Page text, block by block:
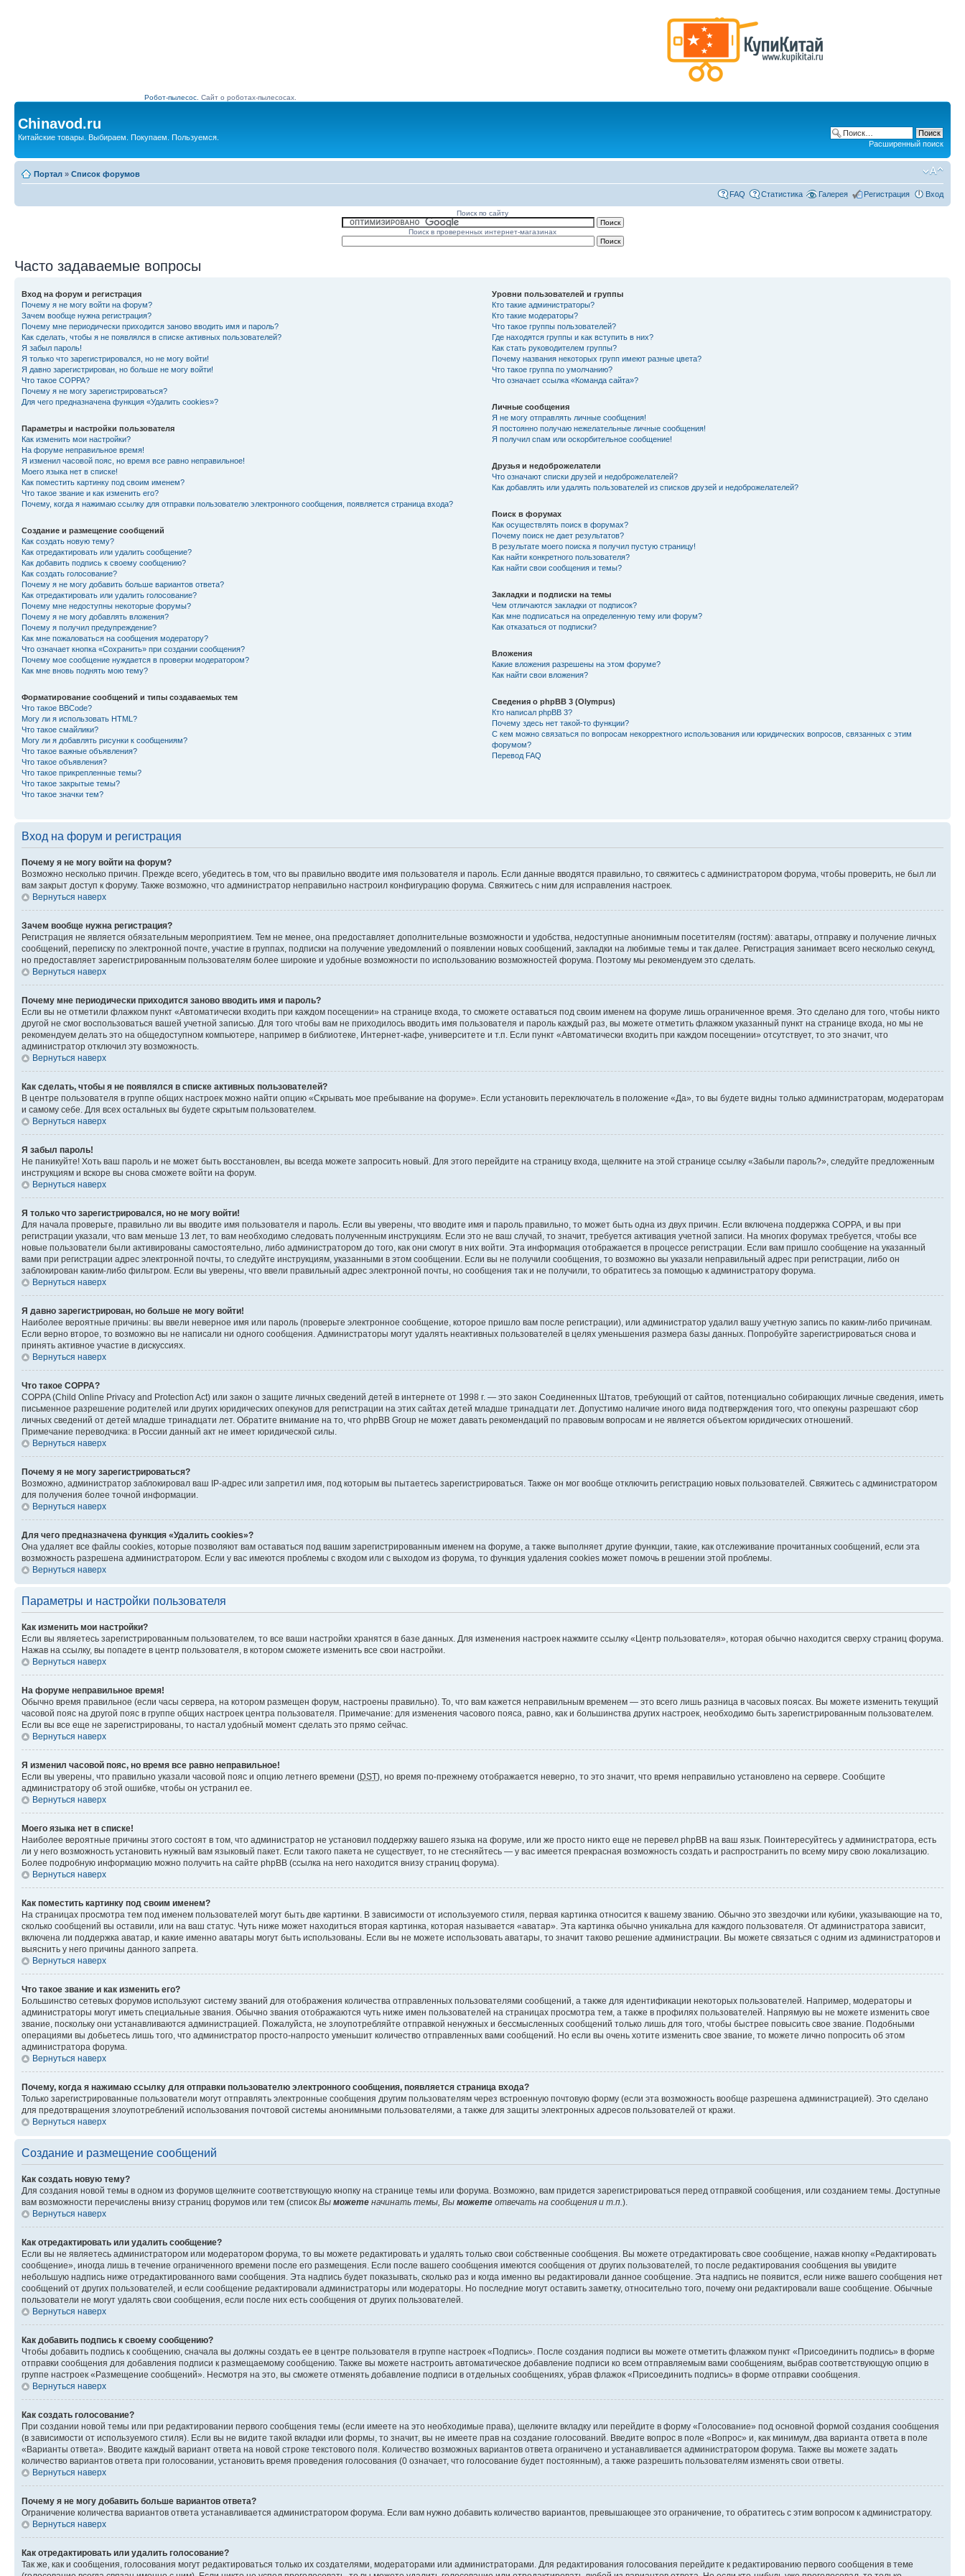
Робот-пылесос. Сайт о роботах-пылесосах.
Chinavod.ru
Китайские товары. Выбираем. Покупаем. Пользуемся.
Расширенный поиск
Портал » Список форумов
FAQ Статистика Галерея Регистрация Вход
Поиск по сайту
Поиск в проверенных интернет-магазинах
Часто задаваемые вопросы
Вход на форум и регистрация
Почему я не могу войти на форум?
Зачем вообще нужна регистрация?
Почему мне периодически приходится заново вводить имя и пароль?
Как сделать, чтобы я не появлялся в списке активных пользователей?
Я забыл пароль!
Я только что зарегистрировался, но не могу войти!
Я давно зарегистрирован, но больше не могу войти!
Что такое COPPA?
Почему я не могу зарегистрироваться?
Для чего предназначена функция «Удалить cookies»?
Параметры и настройки пользователя
Как изменить мои настройки?
На форуме неправильное время!
Я изменил часовой пояс, но время все равно неправильное!
Моего языка нет в списке!
Как поместить картинку под своим именем?
Что такое звание и как изменить его?
Почему, когда я нажимаю ссылку для отправки пользователю электронного сообщения, появляется страница входа?
Создание и размещение сообщений
Как создать новую тему?
Как отредактировать или удалить сообщение?
Как добавить подпись к своему сообщению?
Как создать голосование?
Почему я не могу добавить больше вариантов ответа?
Как отредактировать или удалить голосование?
Почему мне недоступны некоторые форумы?
Почему я не могу добавлять вложения?
Почему я получил предупреждение?
Как мне пожаловаться на сообщения модератору?
Что означает кнопка «Сохранить» при создании сообщения?
Почему мое сообщение нуждается в проверки модератором?
Как мне вновь поднять мою тему?
Форматирование сообщений и типы создаваемых тем
Что такое BBCode?
Могу ли я использовать HTML?
Что такое смайлики?
Могу ли я добавлять рисунки к сообщениям?
Что такое важные объявления?
Что такое объявления?
Что такое прикрепленные темы?
Что такое закрытые темы?
Что такое значки тем?
Уровни пользователей и группы
Кто такие администраторы?
Кто такие модераторы?
Что такое группы пользователей?
Где находятся группы и как вступить в них?
Как стать руководителем группы?
Почему названия некоторых групп имеют разные цвета?
Что такое группа по умолчанию?
Что означает ссылка «Команда сайта»?
Личные сообщения
Я не могу отправлять личные сообщения!
Я постоянно получаю нежелательные личные сообщения!
Я получил спам или оскорбительное сообщение!
Друзья и недоброжелатели
Что означают списки друзей и недоброжелателей?
Как добавлять или удалять пользователей из списков друзей и недоброжелателей?
Поиск в форумах
Как осуществлять поиск в форумах?
Почему поиск не дает результатов?
В результате моего поиска я получил пустую страницу!
Как найти конкретного пользователя?
Как найти свои сообщения и темы?
Закладки и подписки на темы
Чем отличаются закладки от подписок?
Как мне подписаться на определенную тему или форум?
Как отказаться от подписки?
Вложения
Какие вложения разрешены на этом форуме?
Как найти свои вложения?
Сведения о phpBB 3 (Olympus)
Кто написал phpBB 3?
Почему здесь нет такой-то функции?
С кем можно связаться по вопросам некорректного использования или юридических вопросов, связанных с этим
форумом?
Перевод FAQ
Вход на форум и регистрация
Почему я не могу войти на форум?
Возможно несколько причин. Прежде всего, убедитесь в том, что вы правильно вводите имя пользователя и пароль. Если данные вводятся правильно, то свяжитесь с администратором форума, чтобы проверить, не был ли
вам закрыт доступ к форуму. Также возможно, что администратор неправильно настроил конфигурацию форума. Свяжитесь с ним для исправления настроек.
Вернуться наверх
Зачем вообще нужна регистрация?
Регистрация не является обязательным мероприятием. Тем не менее, она предоставляет дополнительные возможности и удобства, недоступные анонимным посетителям (гостям): аватары, отправку и получение личных
сообщений, переписку по электронной почте, участие в группах, подписки на получение уведомлений о появлении новых сообщений, закладки на любимые темы и так далее. Регистрация занимает всего несколько секунд,
но предоставляет зарегистрированным пользователям более широкие и удобные возможности по использованию возможностей форума. Поэтому мы рекомендуем это сделать.
Вернуться наверх
Почему мне периодически приходится заново вводить имя и пароль?
Если вы не отметили флажком пункт «Автоматически входить при каждом посещении» на странице входа, то сможете оставаться под своим именем на форуме лишь ограниченное время. Это сделано для того, чтобы никто
другой не смог воспользоваться вашей учетной записью. Для того чтобы вам не приходилось вводить имя пользователя и пароль каждый раз, вы можете отметить флажком указанный пункт на странице входа, но мы не
рекомендуем делать это на общедоступном компьютере, например в библиотеке, Интернет-кафе, университете и т.п. Если пункт «Автоматически входить при каждом посещении» отсутствует, то это значит, что
администратор отключил эту возможность.
Вернуться наверх
Как сделать, чтобы я не появлялся в списке активных пользователей?
В центре пользователя в группе общих настроек можно найти опцию «Скрывать мое пребывание на форуме». Если установить переключатель в положение «Да», то вы будете видны только администраторам, модераторам
и самому себе. Для всех остальных вы будете скрытым пользователем.
Вернуться наверх
Я забыл пароль!
Не паникуйте! Хоть ваш пароль и не может быть восстановлен, вы всегда можете запросить новый. Для этого перейдите на страницу входа, щелкните на этой странице ссылку «Забыли пароль?», следуйте предложенным
инструкциям и вскоре вы снова сможете войти на форум.
Вернуться наверх
Я только что зарегистрировался, но не могу войти!
Для начала проверьте, правильно ли вы вводите имя пользователя и пароль. Если вы уверены, что вводите имя и пароль правильно, то может быть одна из двух причин. Если включена поддержка COPPA, и вы при
регистрации указали, что вам меньше 13 лет, то вам необходимо следовать полученным инструкциям. Если это не ваш случай, то значит, требуется активация учетной записи. На многих форумах требуется, чтобы все
новые пользователи были активированы самостоятельно, либо администратором до того, как они смогут в них войти. Эта информация отображается в процессе регистрации. Если вам пришло сообщение на указанный
вами при регистрации адрес электронной почты, то следуйте инструкциям, указанными в этом сообщении. Если вы не получили сообщения, то возможно вы указали неправильный адрес при регистрации, либо он
заблокирован каким-либо фильтром. Если вы уверены, что ввели правильный адрес электронной почты, но сообщения так и не получили, то обратитесь за помощью к администратору форума.
Вернуться наверх
Я давно зарегистрирован, но больше не могу войти!
Наиболее вероятные причины: вы ввели неверное имя или пароль (проверьте электронное сообщение, которое пришло вам после регистрации), или администратор удалил вашу учетную запись по каким-либо причинам.
Если верно второе, то возможно вы не написали ни одного сообщения. Администраторы могут удалять неактивных пользователей в целях уменьшения размера базы данных. Попробуйте зарегистрироваться снова и
принять активное участие в дискуссиях.
Вернуться наверх
Что такое COPPA?
COPPA (Child Online Privacy and Protection Act) или закон о защите личных сведений детей в интернете от 1998 г. — это закон Соединенных Штатов, требующий от сайтов, потенциально собирающих личные сведения, иметь
письменное разрешение родителей или других юридических опекунов для регистрации на этих сайтах детей младше тринадцати лет. Допустимо наличие иного вида подтверждения того, что опекуны разрешают сбор
личных сведений от детей младше тринадцати лет. Обратите внимание на то, что phpBB Group не может давать рекомендаций по правовым вопросам и не является объектом юридических отношений.
Примечание переводчика: в России данный акт не имеет юридической силы.
Вернуться наверх
Почему я не могу зарегистрироваться?
Возможно, администратор заблокировал ваш IP-адрес или запретил имя, под которым вы пытаетесь зарегистрироваться. Также он мог вообще отключить регистрацию новых пользователей. Свяжитесь с администратором
для получения более точной информации.
Вернуться наверх
Для чего предназначена функция «Удалить cookies»?
Она удаляет все файлы cookies, которые позволяют вам оставаться под вашим зарегистрированным именем на форуме, а также выполняет другие функции, такие, как отслеживание прочитанных сообщений, если эта
возможность разрешена администратором. Если у вас имеются проблемы с входом или с выходом из форума, то функция удаления cookies может помочь в решении этой проблемы.
Вернуться наверх
Параметры и настройки пользователя
Как изменить мои настройки?
Если вы являетесь зарегистрированным пользователем, то все ваши настройки хранятся в базе данных. Для изменения настроек нажмите ссылку «Центр пользователя», которая обычно находится сверху страниц форума.
Нажав на ссылку, вы попадете в центр пользователя, в котором сможете изменить все свои настройки.
Вернуться наверх
На форуме неправильное время!
Обычно время правильное (если часы сервера, на котором размещен форум, настроены правильно). То, что вам кажется неправильным временем — это всего лишь разница в часовых поясах. Вы можете изменить текущий
часовой пояс на другой пояс в группе общих настроек центра пользователя. Примечание: для изменения часового пояса, равно, как и большинства других настроек, необходимо быть зарегистрированным пользователем.
Если вы все еще не зарегистрированы, то настал удобный момент сделать это прямо сейчас.
Вернуться наверх
Я изменил часовой пояс, но время все равно неправильное!
Если вы уверены, что правильно указали часовой пояс и опцию летнего времени (DST), но время по-прежнему отображается неверно, то это значит, что время неправильно установлено на сервере. Сообщите
администратору об этой ошибке, чтобы он устранил ее.
Вернуться наверх
Моего языка нет в списке!
Наиболее вероятные причины этого состоят в том, что администратор не установил поддержку вашего языка на форуме, или же просто никто еще не перевел phpBB на ваш язык. Поинтересуйтесь у администратора, есть
ли у него возможность установить нужный вам языковый пакет. Если такого пакета не существует, то не стесняйтесь — у вас имеется прекрасная возможность создать и распространить по всему миру свою локализацию.
Более подробную информацию можно получить на сайте phpBB (ссылка на него находится внизу страниц форума).
Вернуться наверх
Как поместить картинку под своим именем?
На страницах просмотра тем под именем пользователей могут быть две картинки. В зависимости от используемого стиля, первая картинка относится к вашему званию. Обычно это звездочки или кубики, указывающие на то,
сколько сообщений вы оставили, или на ваш статус. Чуть ниже может находиться вторая картинка, которая называется «аватар». Эта картинка обычно уникальна для каждого пользователя. От администратора зависит,
включена ли поддержка аватар, и какие именно аватары могут быть использованы. Если вы не можете использовать аватары, то значит таково решение администрации. Вы можете связаться с одним из администраторов и
выяснить у него причины данного запрета.
Вернуться наверх
Что такое звание и как изменить его?
Большинство сетевых форумов используют систему званий для отображения количества отправленных пользователями сообщений, а также для идентификации некоторых пользователей. Например, модераторы и
администраторы могут иметь специальные звания. Обычно звания отображаются чуть ниже имен пользователей на страницах просмотра тем, а также в профилях пользователей. Напрямую вы не можете изменить свое
звание, поскольку они устанавливаются администрацией. Пожалуйста, не злоупотребляйте отправкой ненужных и бессмысленных сообщений только лишь для того, чтобы быстрее повысить свое звание. Подобными
операциями вы добьетесь лишь того, что администратор просто-напросто уменьшит количество отправленных вами сообщений. Но если вы очень хотите изменить свое звание, то можете лично попросить об этом
администратора форума.
Вернуться наверх
Почему, когда я нажимаю ссылку для отправки пользователю электронного сообщения, появляется страница входа?
Только зарегистрированные пользователи могут отправлять электронные сообщения другим пользователям через встроенную почтовую форму (если эта возможность вообще разрешена администрацией). Это сделано
для предотвращения злоупотреблений использования почтовой системы анонимными пользователями, а также для защиты электронных адресов пользователей от кражи.
Вернуться наверх
Создание и размещение сообщений
Как создать новую тему?
Для создания новой темы в одном из форумов щелкните соответствующую кнопку на странице темы или форума. Возможно, вам придется зарегистрироваться перед отправкой сообщения, или созданием темы. Доступные
вам возможности перечислены внизу страниц форумов или тем (список Вы можете начинать темы, Вы можете отвечать на сообщения и т.п. ).
Вернуться наверх
Как отредактировать или удалить сообщение?
Если вы не являетесь администратором или модератором форума, то вы можете редактировать и удалять только свои собственные сообщения. Вы можете отредактировать свое сообщение, нажав кнопку «Редактировать
сообщение», иногда лишь в течение ограниченного времени после его размещения. Если после вашего сообщения имеются сообщения от других пользователей, то после редактирования сообщения вы увидите
небольшую надпись ниже отредактированного вами сообщения. Эта надпись будет показывать, сколько раз и когда именно вы редактировали данное сообщение. Эта надпись не появится, если ниже вашего сообщения нет
сообщений от других пользователей, и если сообщение редактировали администраторы или модераторы. Но последние могут оставить заметку, относительно того, почему они редактировали ваше сообщение. Обычные
пользователи не могут удалять свои сообщения, если после них есть сообщения от других пользователей.
Вернуться наверх
Как добавить подпись к своему сообщению?
Чтобы добавить подпись к сообщению, сначала вы должны создать ее в центре пользователя в группе настроек «Подпись». После создания подписи вы можете отметить флажком пункт «Присоединить подпись» в форме
отправки сообщения для добавления подписи к размещаемому сообщению. Также вы можете настроить автоматическое добавление подписи ко всем отправляемым вами сообщениям, выбрав соответствующую опцию в
группе настроек «Размещение сообщений». Несмотря на это, вы сможете отменять добавление подписи в отдельных сообщениях, убрав флажок «Присоединить подпись» в форме отправки сообщения.
Вернуться наверх
Как создать голосование?
При создании новой темы или при редактировании первого сообщения темы (если имеете на это необходимые права), щелкните вкладку или перейдите в форму «Голосование» под основной формой создания сообщения
(в зависимости от используемого стиля). Если вы не видите такой вкладки или формы, то значит, вы не имеете прав на создание голосований. Введите вопрос в поле «Вопрос» и, как минимум, два варианта ответа в поле
«Варианты ответа». Вводите каждый вариант ответа на новой строке текстового поля. Количество возможных вариантов ответа ограничено и устанавливается администратором форума. Также вы можете задать
количество вариантов ответа при голосовании, установить время проведения голосования (0 означает, что голосование будет постоянным), а также разрешить пользователям изменять свои ответы.
Вернуться наверх
Почему я не могу добавить больше вариантов ответа?
Ограничение количества вариантов ответа устанавливается администратором форума. Если вам нужно добавить количество вариантов, превышающее это ограничение, то обратитесь с этим вопросом к администратору.
Вернуться наверх
Как отредактировать или удалить голосование?
Так же, как и сообщения, голосования могут редактироваться только их создателями, модераторами или администраторами. Для редактирования голосования перейдите к редактированию первого сообщения в теме